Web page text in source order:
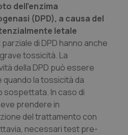
neurodegenerative
dell’enzima
(DPD), a causa del
letale
di DPD hanno anche
tossicità. La
della DPD può essere
la tossicità da
sospettata. In caso di
prendere in
del trattamento con
necessari test pre-